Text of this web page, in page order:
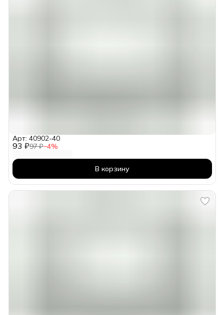
93 ₽97 ₽−4%
Арт: 40902-40
В корзину